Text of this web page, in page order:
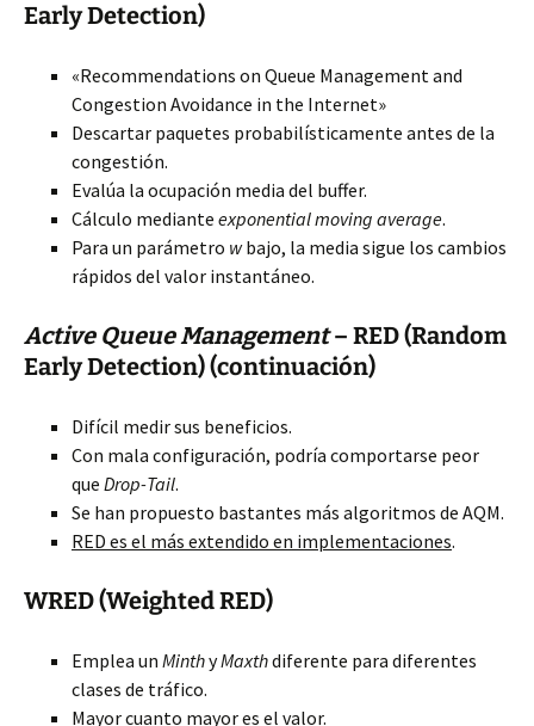
Early Detection)
«Recommendations on Queue Management and
Congestion Avoidance in the Internet»
Descartar paquetes probabilísticamente antes de la
congestión.
Evalúa la ocupación media del buffer.
Cálculo mediante exponential moving average.
Para un parámetro wbajo, la media sigue los cambios
rápidos del valor instantáneo.
Active Queue Management– RED (Random
Early Detection) (continuación)
Difícil medir sus beneficios.
Con mala configuración, podría comportarse peor
que Drop-Tail.
Se han propuesto bastantes más algoritmos de AQM.
RED es el más extendido en implementaciones.
WRED (Weighted RED)
Emplea un MinthyMaxthdiferente para diferentes
clases de tráfico.
Mayor cuanto mayor es el valor.